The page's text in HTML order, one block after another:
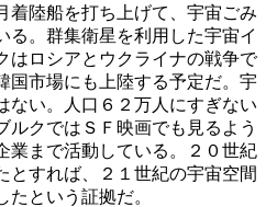
着陸船を打ち上げて、宇宙ごみ
る。群集衛星を利用した宇宙イ
はロシアとウクライナの戦争で
国市場にも上陸する予定だ。宇
ない。人口６２万人にすぎない
ルクではＳＦ映画でも見るよう
業まで活動している。２０世紀
とすれば、２１世紀の宇宙空間
という証拠だ。